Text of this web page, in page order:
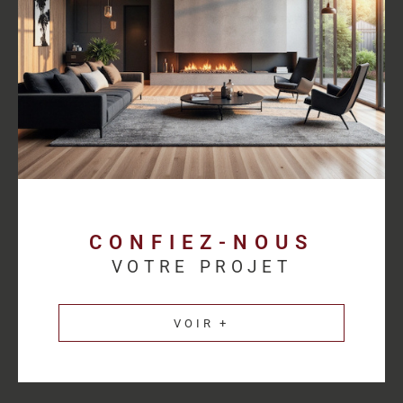
Découvrez lesannonces immobilières professionnelles au
Havreet bénéficiez d’un accompagnement sur mesure pour
concrétiser votre projet.
Une estimation
immobilière précise pour
parfaite connaissance du marché et des spécificités de chaque
secteur d’activité. HM Immo-Pro réalise des estimations fiables
CONFIEZ-NOUS
VOTRE PROJET
VOIR +